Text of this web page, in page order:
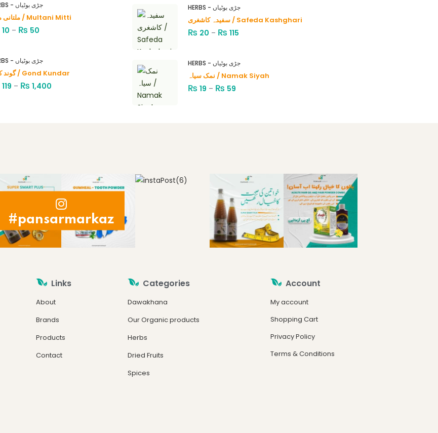
HERBS - جڑی بوٹیاں
ملتانی مٹی / Multani Mitti
10 – ₨ 50
HERBS - جڑی بوٹیاں
گوند کندر / Gond Kundar
119 – ₨ 1,400
of 5
HERBS - جڑی بوٹیاں
سفیدہ کاشغری / Safeda Kashghari
₨ 20 – ₨ 115
HERBS - جڑی بوٹیاں
نمک سیاہ / Namak Siyah
₨ 19 – ₨ 59
#pansarmarkaz
Links
About
Brands
Products
Contact
Categories
Dawakhana
Our Organic products
Herbs
Dried Fruits
Spices
Account
My account
Shopping Cart
Privacy Policy
Terms & Conditions